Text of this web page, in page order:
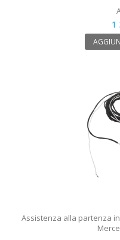
1
Assistenza alla partenza in